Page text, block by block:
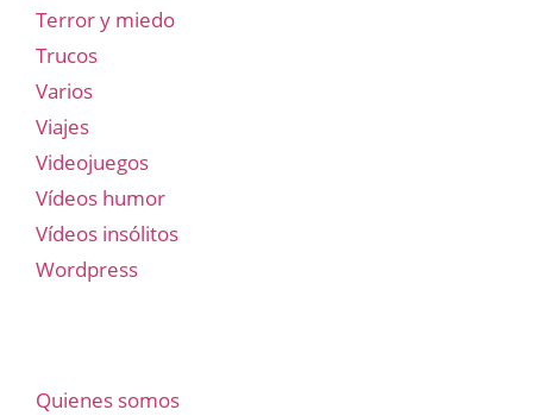
Terror y miedo
Trucos
Varios
Viajes
Videojuegos
Vídeos humor
Vídeos insólitos
Wordpress
Quienes somos